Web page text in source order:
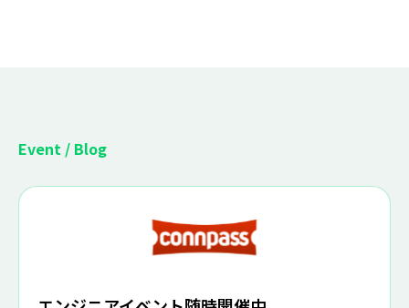
Event / Blog